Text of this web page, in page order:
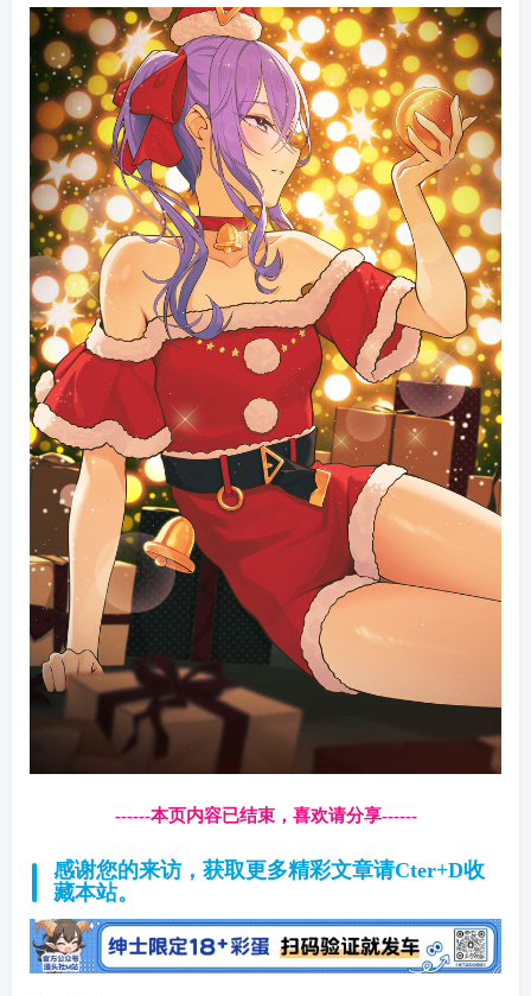
------本页内容已结束，喜欢请分享------
感谢您的来访，获取更多精彩文章请Cter+D收
藏本站。